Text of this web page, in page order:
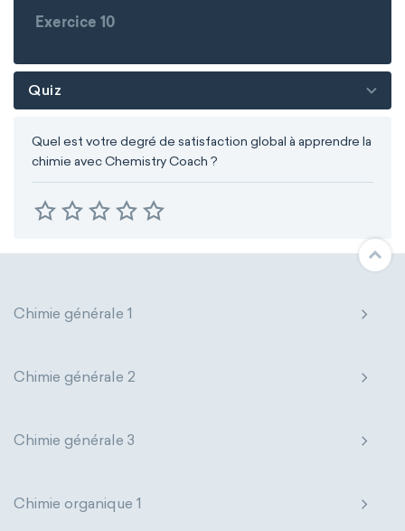
Exercice 10
Quiz
Quel est votre degré de satisfaction global à apprendre la
chimie avec Chemistry Coach ?
Chimie générale 1
Chimie générale 2
Chimie générale 3
Chimie organique 1